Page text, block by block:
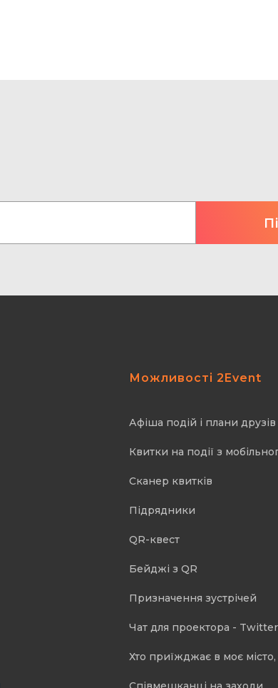
Можливості 2Event
Афіша подій і плани друзів
Квитки на події з
Cканер квитків
Підрядники
QR-квест
Бейджі з QR
Призначення зустрічей
Чат для проектора -
Хто приїжджає в моє місто,